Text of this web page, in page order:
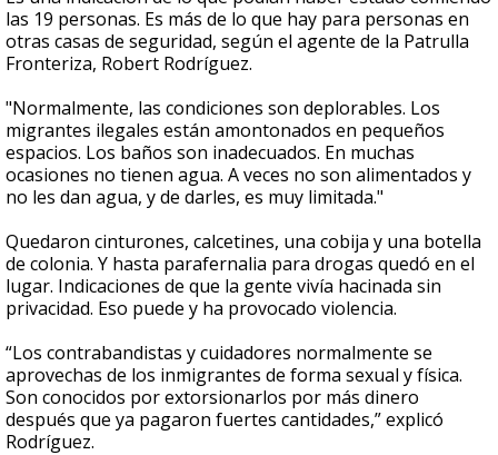
las 19 personas. Es más de lo que hay para personas en
otras casas de seguridad, según el agente de la Patrulla
Fronteriza, Robert Rodríguez.
"Normalmente, las condiciones son deplorables. Los
migrantes ilegales están amontonados en pequeños
espacios. Los baños son inadecuados. En muchas
ocasiones no tienen agua. A veces no son alimentados y
no les dan agua, y de darles, es muy limitada."
Quedaron cinturones, calcetines, una cobija y una botella
de colonia. Y hasta parafernalia para drogas quedó en el
lugar. Indicaciones de que la gente vivía hacinada sin
privacidad. Eso puede y ha provocado violencia.
“Los contrabandistas y cuidadores normalmente se
aprovechas de los inmigrantes de forma sexual y física.
Son conocidos por extorsionarlos por más dinero
después que ya pagaron fuertes cantidades,” explicó
Rodríguez.